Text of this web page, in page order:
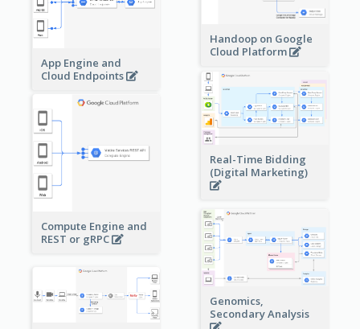
App Engine and
Cloud Endpoints
Handoop on Google
Cloud Platform
Real-Time Bidding
(Digital Marketing)
Compute Engine and
REST or gRPC
Genomics,
Secondary Analysis